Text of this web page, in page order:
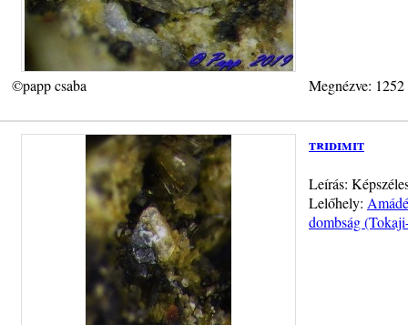
©papp csaba Megnézve:
tridimit
Leírás:
Lelőhely:
dombság